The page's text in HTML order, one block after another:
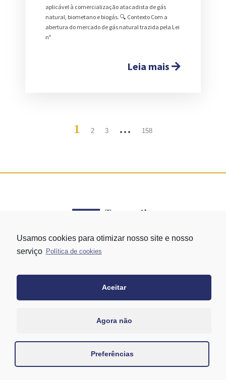
aplicável à comercialização atacadista de gás
natural, biometano e biogás. 🔍 Contexto Com a
abertura do mercado de gás natural trazida pela Lei
nº
Leia mais
1 2 3 … 158
+55 11 95058-7769 (Whatsapp)
Usamos cookies para otimizar nosso site e nosso
serviço Política de cookies
Aceitar
Agora não
Preferências